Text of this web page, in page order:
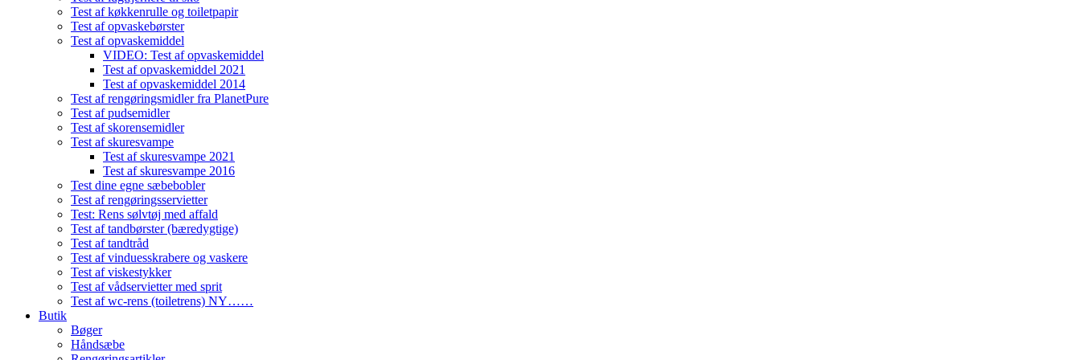
Test af køkkenrulle og toiletpapir
Test af opvaskebørster
Test af opvaskemiddel
VIDEO: Test af opvaskemiddel
Test af opvaskemiddel 2021
Test af opvaskemiddel 2014
Test af rengøringsmidler fra PlanetPure
Test af pudsemidler
Test af skorensemidler
Test af skuresvampe
Test af skuresvampe 2021
Test af skuresvampe 2016
Test dine egne sæbebobler
Test af rengøringsservietter
Test: Rens sølvtøj med affald
Test af tandbørster (bæredygtige)
Test af tandtråd
Test af vinduesskrabere og vaskere
Test af viskestykker
Test af vådservietter med sprit
Test af wc-rens (toiletrens) NY……
Butik
Bøger
Håndsæbe